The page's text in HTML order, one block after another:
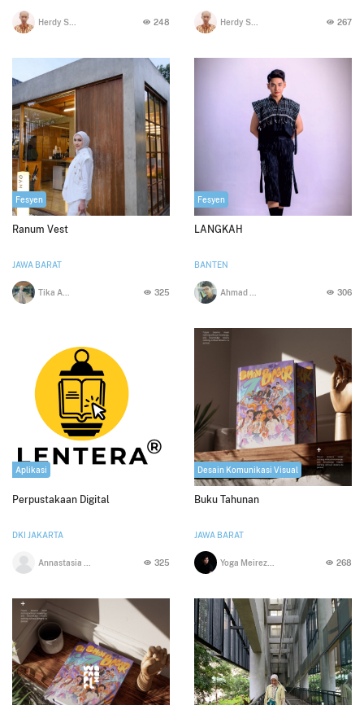
248 267
Fesyen
Ranum Vest
JAWA BARAT
325
Fesyen
LANGKAH
BANTEN
306
Aplikasi
Perpustakaan Digital
DKI JAKARTA
325
Desain Komunikasi Visual
Buku Tahunan
JAWA BARAT
268